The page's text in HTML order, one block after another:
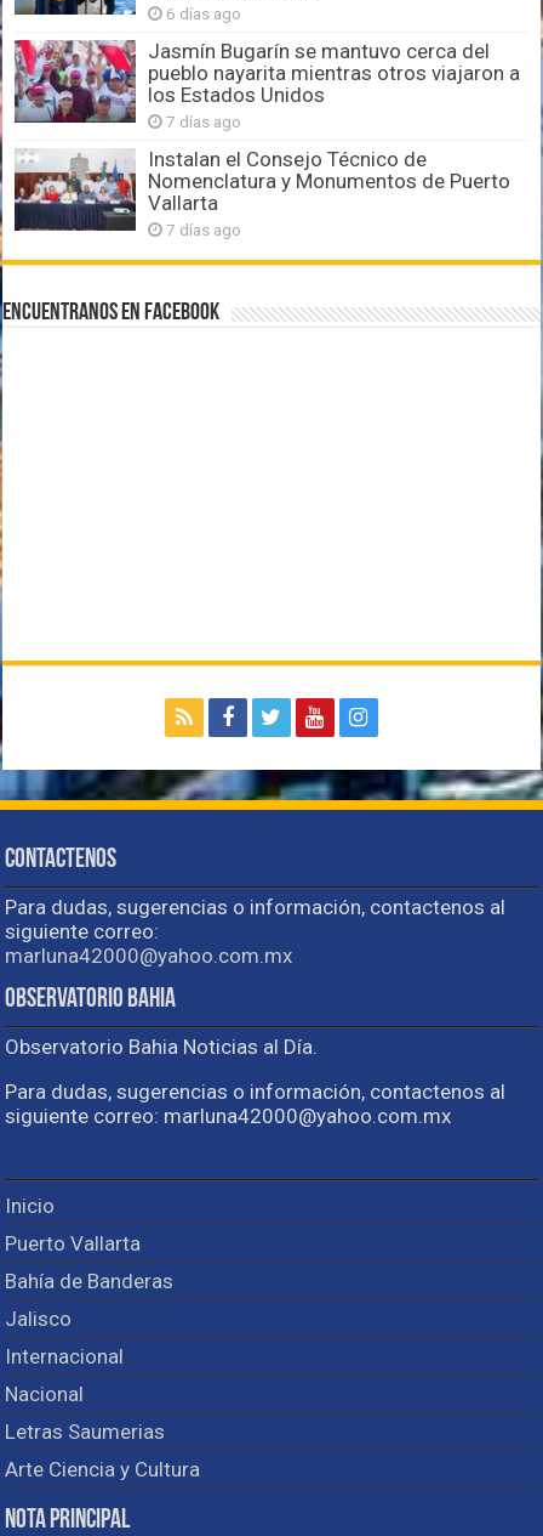
6 días ago
Jasmín Bugarín se mantuvo cerca del
pueblo nayarita mientras otros viajaron a
los Estados Unidos
7 días ago
Instalan el Consejo Técnico de
Nomenclatura y Monumentos de Puerto
Vallarta
7 días ago
Encuentranos en Facebook
Contactenos
Para dudas, sugerencias o información, contactenos al
siguiente correo:
marluna42000@yahoo.com.mx
Observatorio Bahia
Observatorio Bahia Noticias al Día.
Para dudas, sugerencias o información, contactenos al
siguiente correo: marluna42000@yahoo.com.mx
Inicio
Puerto Vallarta
Bahía de Banderas
Jalisco
Internacional
Nacional
Letras Saumerias
Arte Ciencia y Cultura
Nota Principal